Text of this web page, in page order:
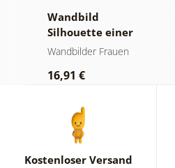
Wandbild
Silhouette einer
Frau mit Blumen
Wandbilder Frauen
16,91 €
Kostenloser Versand